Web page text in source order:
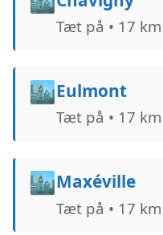
Tæt på • 17 km
🏙️Eulmont
Tæt på • 17 km
🏙️Maxéville
Tæt på • 17 km